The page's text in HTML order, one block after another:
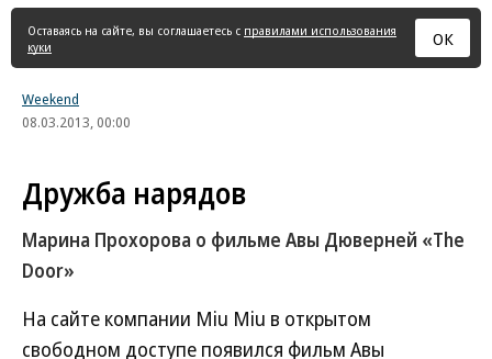
страница
Оставаясь на сайте, вы соглашаетесь с правилами использования
куки
ОК
Weekend
08.03.2013, 00:00
Дружба нарядов
Марина Прохорова о фильме Авы Дюверней «The
Door»
На сайте компании Miu Miu в открытом
свободном доступе появился фильм Авы